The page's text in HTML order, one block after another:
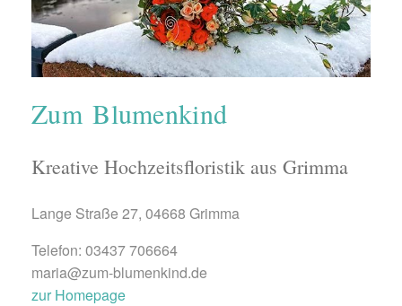
Zum Blumenkind
Kreative Hochzeitsfloristik aus Grimma
Lange Straße 27, 04668 Grimma
Telefon: 03437 706664
maria@zum-blumenkind.de
zur Homepage